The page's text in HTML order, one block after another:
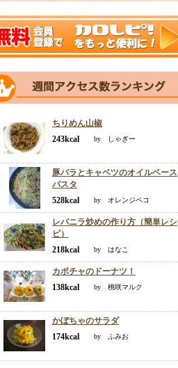
ちりめん山椒
243kcal
by しゃぎー
豚バラとキャベツのオイルベース
パスタ
528kcal
by オレンジペコ
レバニラ炒めの作り方（簡単レシ
ピ）
218kcal
by はなこ
カボチャのドーナツ！
138kcal
by 桃咲マルク
かぼちゃのサラダ
174kcal
by ふみお